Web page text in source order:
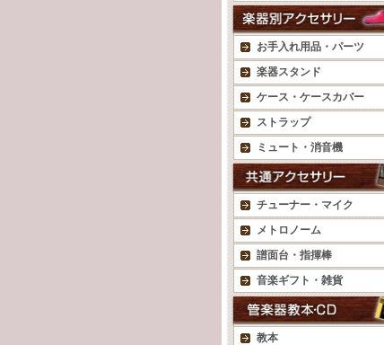
お手入れ用品・パーツ
楽器スタンド
ケース・ケースカバー
ストラップ
ミュート・消音機
チューナー・マイク
メトロノーム
譜面台・指揮棒
音楽ギフト・雑貨
教本